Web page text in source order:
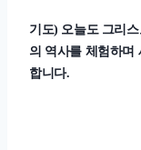
기도) 오늘도 그리
의 역사를 체험하며
합니다.